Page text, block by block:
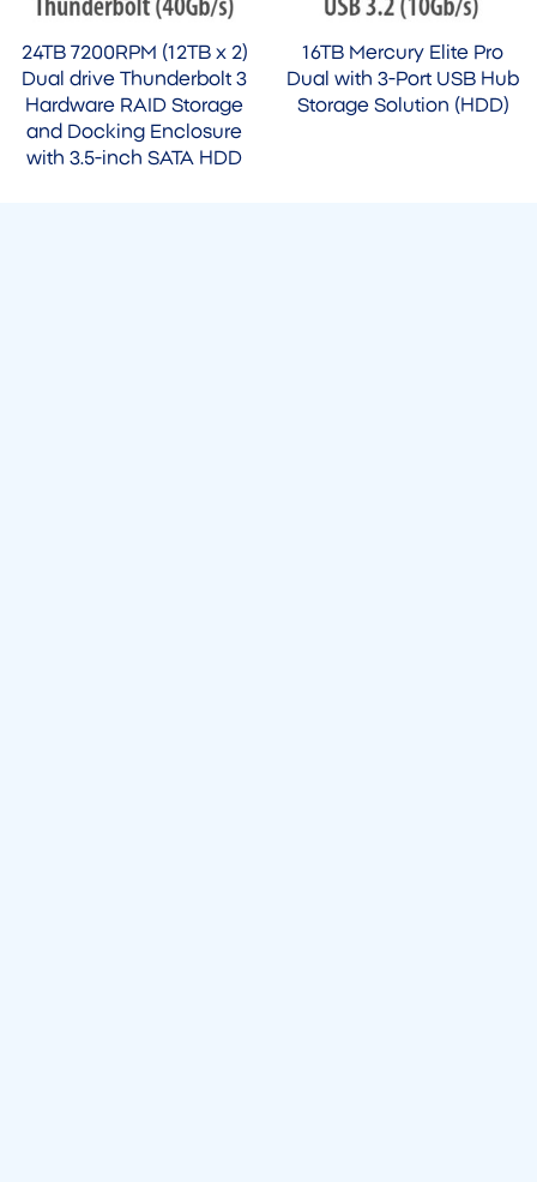
16TB Mercury Elite Pro
Dual with 3-Port USB Hub
Storage Solution (HDD)
24TB 7200RPM (12TB x 2)
Dual drive Thunderbolt 3
Hardware RAID Storage
and Docking Enclosure
with 3.5-inch SATA HDD